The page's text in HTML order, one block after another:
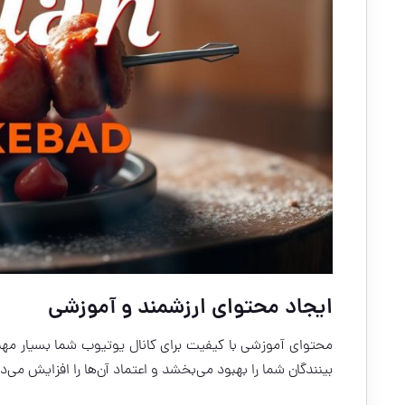
ایجاد محتوای ارزشمند و آموزشی
محتوای آموزشی با کیفیت برای کانال یوتیوب شما بسیار
بینندگان شما را بهبود می‌بخشد و اعتماد آن‌ها را افزایش